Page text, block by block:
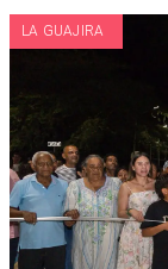
LA GUAJIRA